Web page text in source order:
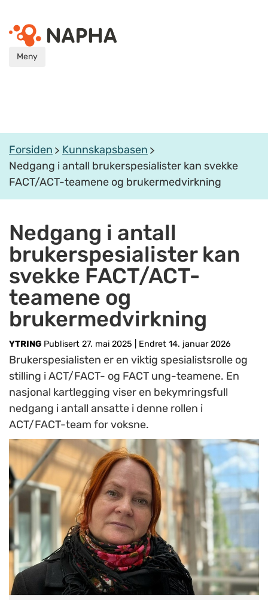
Meny
Forsiden
Kunnskapsbasen
Nedgang i antall brukerspesialister kan svekke
FACT/ACT-teamene og brukermedvirkning
Nedgang i antall
brukerspesialister kan
svekke FACT/ACT-
teamene og
brukermedvirkning
YTRING Publisert 27. mai 2025 Endret 14. januar 2026
Brukerspesialisten er en viktig spesialistsrolle og
stilling i ACT/FACT- og FACT ung-teamene. En
nasjonal kartlegging viser en bekymringsfull
nedgang i antall ansatte i denne rollen i
ACT/FACT-team for voksne.